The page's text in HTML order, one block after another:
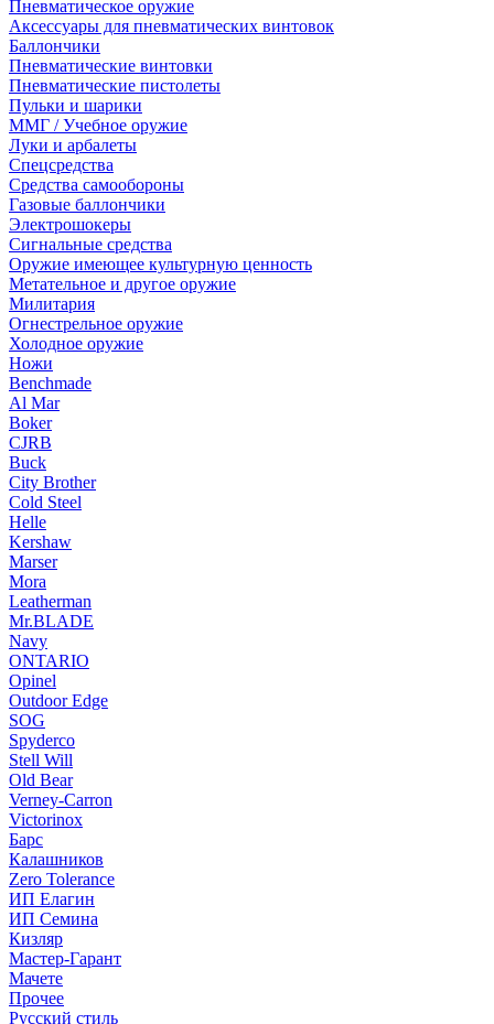
Пневматическое оружие
Аксессуары для пневматических винтовок
Баллончики
Пневматические винтовки
Пневматические пистолеты
Пульки и шарики
ММГ / Учебное оружие
Луки и арбалеты
Спецсредства
Средства самообороны
Газовые баллончики
Электрошокеры
Сигнальные средства
Оружие имеющее культурную ценность
Метательное и другое оружие
Милитария
Огнестрельное оружие
Холодное оружие
Ножи
Benchmade
Al Mar
Boker
CJRB
Buck
City Brother
Cold Steel
Helle
Kershaw
Marser
Mora
Leatherman
Mr.BLADE
Navy
ONTARIO
Opinel
Outdoor Edge
SOG
Spyderco
Stell Will
Old Bear
Verney-Carron
Victorinox
Барс
Калашников
Zero Tolerance
ИП Елагин
ИП Семина
Кизляр
Мастер-Гарант
Мачете
Прочее
Русский стиль